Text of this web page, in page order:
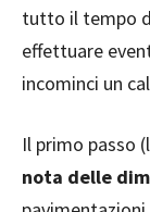
tutto il tempo
effettuare
incominci un
Il primo passo
nota delle